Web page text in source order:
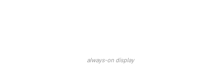
always-on display